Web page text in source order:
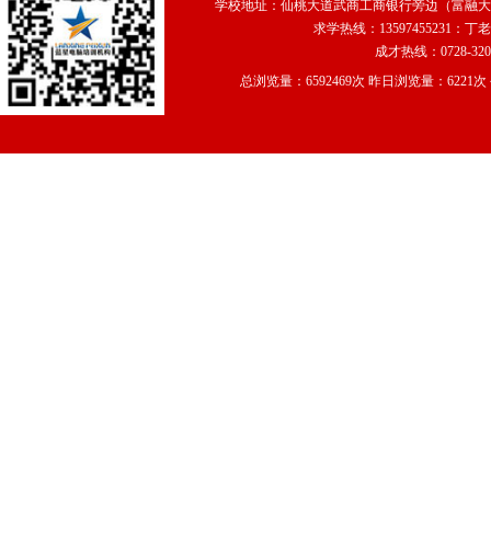
学校地址：仙桃大道武商工商银行旁边（富融
求学热线：13597455231：丁
成才热线：0728-
总浏览量：6592469次 昨日浏览量：6221